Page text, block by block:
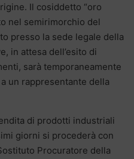
Il cosiddetto “oro
nel semirimorchio del
presso la sede legale della
in attesa dell’esito di
sarà temporaneamente
un rappresentante della
di prodotti industriali
giorni si procederà con
Procuratore della